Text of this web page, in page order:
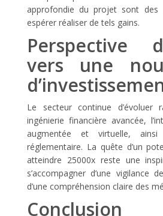
approfondie du projet sont des
espérer réaliser de tels gains.
Perspective
vers une
Le secteur continue d’évoluer
ingénierie financière avancée,
augmentée et virtuelle,
réglementaire. La quête d’un
atteindre 25000x reste une
s’accompagner d’une
d’une compréhension claire des
Conclusion